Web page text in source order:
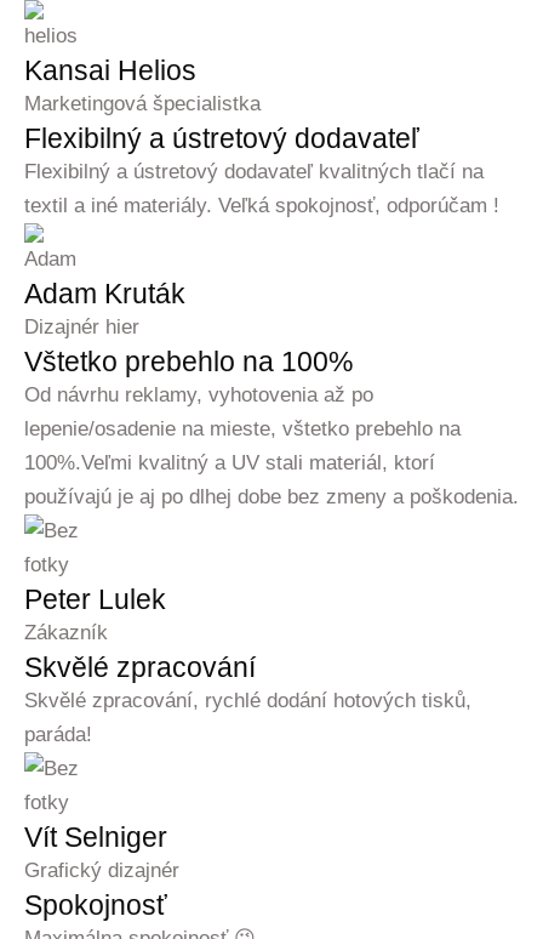
Kansai Helios
Marketingová špecialistka
Flexibilný a ústretový dodavateľ
Flexibilný a ústretový dodavateľ kvalitných tlačí na
textil a iné materiály. Veľká spokojnosť, odporúčam !
Adam Kruták
Dizajnér hier
Vštetko prebehlo na 100%
Od návrhu reklamy, vyhotovenia až po
lepenie/osadenie na mieste, vštetko prebehlo na
100%.Veľmi kvalitný a UV stali materiál, ktorí
používajú je aj po dlhej dobe bez zmeny a poškodenia.
Peter Lulek
Zákazník
Skvělé zpracování
Skvělé zpracování, rychlé dodání hotových tisků,
paráda!
Vít Selniger
Grafický dizajnér
Spokojnosť